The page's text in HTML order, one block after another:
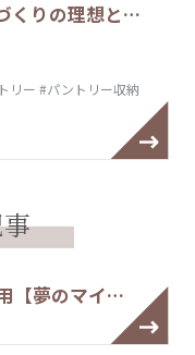
くりの理想と…
リー #パントリー収納
【夢のマイ…